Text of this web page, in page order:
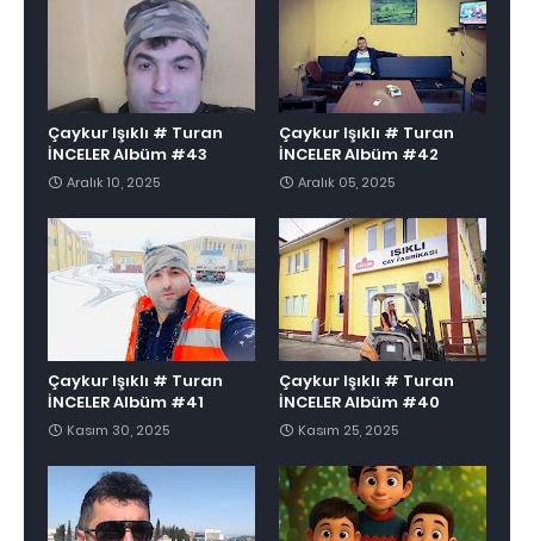
Çaykur Işıklı # Turan
İNCELER Albüm #43
Aralık 10, 2025
Çaykur Işıklı # Turan
İNCELER Albüm #42
Aralık 05, 2025
Çaykur Işıklı # Turan
İNCELER Albüm #41
Kasım 30, 2025
Çaykur Işıklı # Turan
İNCELER Albüm #40
Kasım 25, 2025